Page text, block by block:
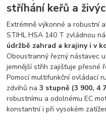
stříhání keřů a
Extrémně výkonné a robustní
STIHL HSA 140 T zvládnou
údržbě zahrad a krajiny i v
Oboustranný řezný nástavec
jemnější střih zajišťuje přesné
Pomocí multifunkční ovládací
zdvihů na3 stupně (3 900, 4
robustnímu a odolnému EC
konstantní i při vysokém